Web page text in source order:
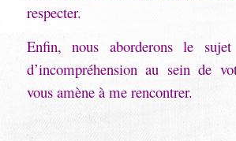
respecter.
Enfin, nous aborderons le
d’incompréhension au sein de
vous amène à me rencontrer.